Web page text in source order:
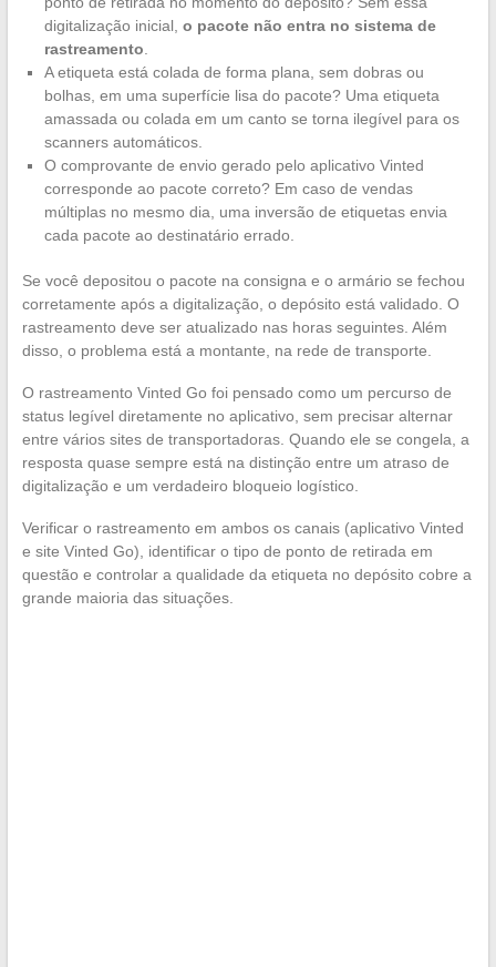
digitalização inicial, o pacote não entra no sistema de
rastreamento
A etiqueta está colada de forma plana, sem dobras ou
bolhas, em uma superfície lisa do pacote? Uma etiqueta
amassada ou colada em um canto se torna ilegível para os
scanners automáticos.
O comprovante de envio gerado pelo aplicativo Vinted
corresponde ao pacote correto? Em caso de vendas
múltiplas no mesmo dia, uma inversão de etiquetas envia
cada pacote ao destinatário errado.
Se você depositou o pacote na consigna e o armário se fechou
corretamente após a digitalização, o depósito está validado. O
rastreamento deve ser atualizado nas horas seguintes. Além
disso, o problema está a montante, na rede de transporte.
O rastreamento Vinted Go foi pensado como um percurso de
status legível diretamente no aplicativo, sem precisar alternar
entre vários sites de transportadoras. Quando ele se congela, a
resposta quase sempre está na distinção entre um atraso de
digitalização e um verdadeiro bloqueio logístico.
Verificar o rastreamento em ambos os canais (aplicativo Vinted
e site Vinted Go), identificar o tipo de ponto de retirada em
questão e controlar a qualidade da etiqueta no depósito cobre a
grande maioria das situações.